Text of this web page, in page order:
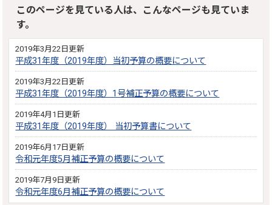
このページを見ている人は、こんなページも見ていま
す。
2019年3月22日更新
平成31年度（2019年度）当初予算の概要について
2019年3月22日更新
平成31年度（2019年度）1号補正予算の概要について
2019年4月1日更新
平成31年度（2019年度） 当初予算書について
2019年6月17日更新
令和元年度5月補正予算の概要について
2019年7月9日更新
令和元年度6月補正予算の概要について